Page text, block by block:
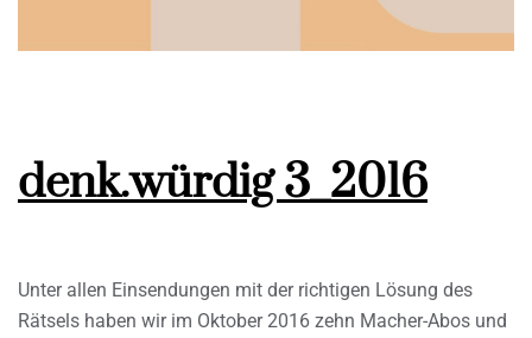
denk.würdig 3_2016
Unter allen Einsendungen mit der richtigen Lösung des
Rätsels haben wir im Oktober 2016 zehn Macher-Abos und